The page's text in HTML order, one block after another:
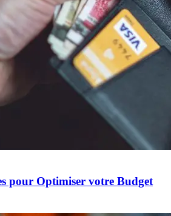
pour Optimiser votre Budget